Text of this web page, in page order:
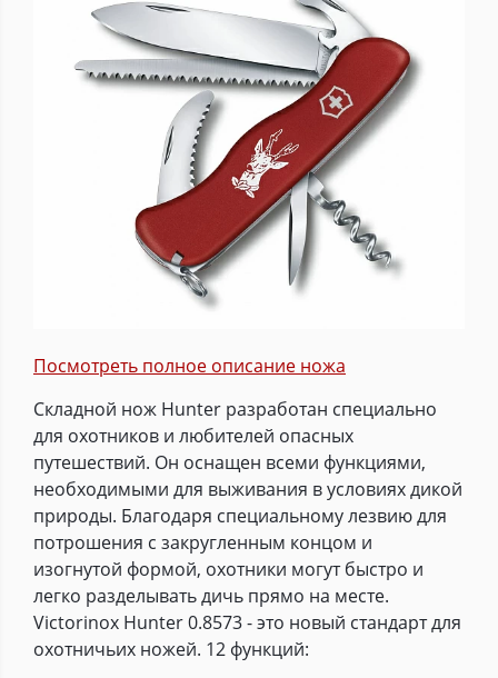
Посмотреть полное описание ножа
Складной нож Hunter разработан специально
для охотников и любителей опасных
путешествий. Он оснащен всеми функциями,
необходимыми для выживания в условиях дикой
природы. Благодаря специальному лезвию для
потрошения с закругленным концом и
изогнутой формой, охотники могут быстро и
легко разделывать дичь прямо на месте.
Victorinox Hunter 0.8573 - это новый стандарт для
охотничьих ножей. 12 функций: